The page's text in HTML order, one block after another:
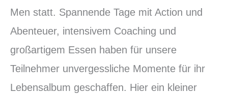
Men statt. Spannende Tage mit Action und
Abenteuer, intensivem Coaching und
großartigem Essen haben für unsere
Teilnehmer unvergessliche Momente für ihr
Lebensalbum geschaffen. Hier ein kleiner